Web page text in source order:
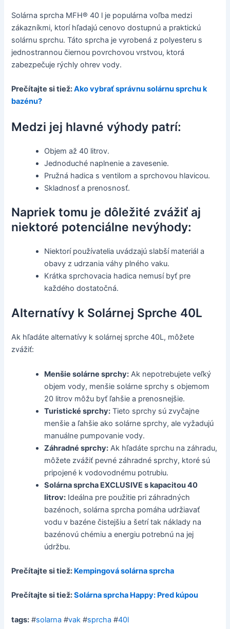
Solárna sprcha MFH® 40 l je populárna voľba medzi
zákazníkmi, ktorí hľadajú cenovo dostupnú a praktickú
solárnu sprchu. Táto sprcha je vyrobená z polyesteru s
jednostrannou čiernou povrchovou vrstvou, ktorá
zabezpečuje rýchly ohrev vody.
Prečítajte si tiež:Ako vybrať správnu solárnu sprchu k
bazénu?
Medzi jej hlavné výhody patrí:
Objem až 40 litrov.
Jednoduché naplnenie a zavesenie.
Pružná hadica s ventilom a sprchovou hlavicou.
Skladnosť a prenosnosť.
Napriek tomu je dôležité zvážiť aj
niektoré potenciálne nevýhody:
Niektorí používatelia uvádzajú slabší materiál a
obavy z udrzania váhy plného vaku.
Krátka sprchovacia hadica nemusí byť pre
každého dostatočná.
Alternatívy k Solárnej Sprche 40L
Ak hľadáte alternatívy k solárnej sprche 40L, môžete
zvážiť:
Menšie solárne sprchy: Ak nepotrebujete veľký
objem vody, menšie solárne sprchy s objemom
20 litrov môžu byť ľahšie a prenosnejšie.
Turistické sprchy: Tieto sprchy sú zvyčajne
menšie a ľahšie ako solárne sprchy, ale vyžadujú
manuálne pumpovanie vody.
Záhradné sprchy: Ak hľadáte sprchu na záhradu,
môžete zvážiť pevné záhradné sprchy, ktoré sú
pripojené k vodovodnému potrubiu.
Solárna sprcha EXCLUSIVE s kapacitou 40
litrov: Ideálna pre použitie pri záhradných
bazénoch, solárna sprcha pomáha udržiavať
vodu v bazéne čistejšiu a šetrí tak náklady na
bazénovú chémiu a energiu potrebnú na jej
údržbu.
Prečítajte si tiež: Kempingová solárna sprcha
Prečítajte si tiež:Solárna sprcha Happy: Pred kúpou
tags: #solarna #vak #sprcha #40l